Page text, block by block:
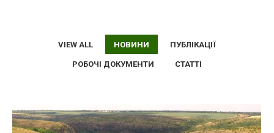
VIEW ALL НОВИНИ ПУБЛІКАЦІЇ
РОБОЧІ ДОКУМЕНТИ СТАТТІ